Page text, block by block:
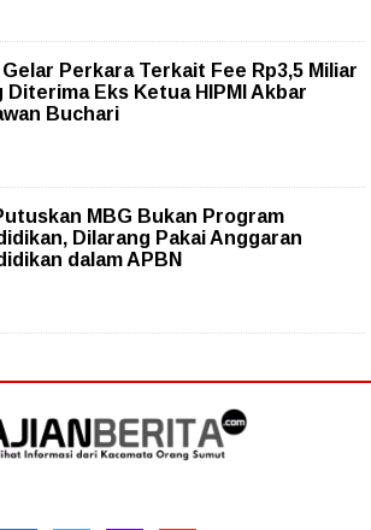
Gelar Perkara Terkait Fee Rp3,5 Miliar
Diterima Eks Ketua HIPMI Akbar
Buchari
MBG Bukan Program
Dilarang Pakai Anggaran
dalam APBN